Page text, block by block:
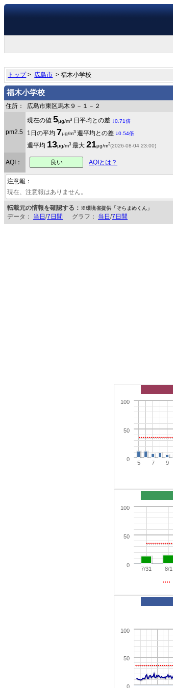
トップ> 広島市 > 福木小学校
福木小学校
住所： 広島市東区馬木９－１－２
pm2.5
現在の値 5μg/m3 日平均との差 ↓0.71倍
1日の平均 7μg/m3 週平均との差 ↓0.54倍
週平均 13μg/m3 最大 21μg/m3(2026-08-04 23:00)
AQI： 良い AQIとは？
注意報：
現在、注意報はありません。
転載元の情報を確認する： ※環境省提供「そらまめくん」
データ： 当日 /7日間 グラフ： 当日 /7日間
5 7 9
0
50
100
7/31 8/1
0
50
100
0
50
100